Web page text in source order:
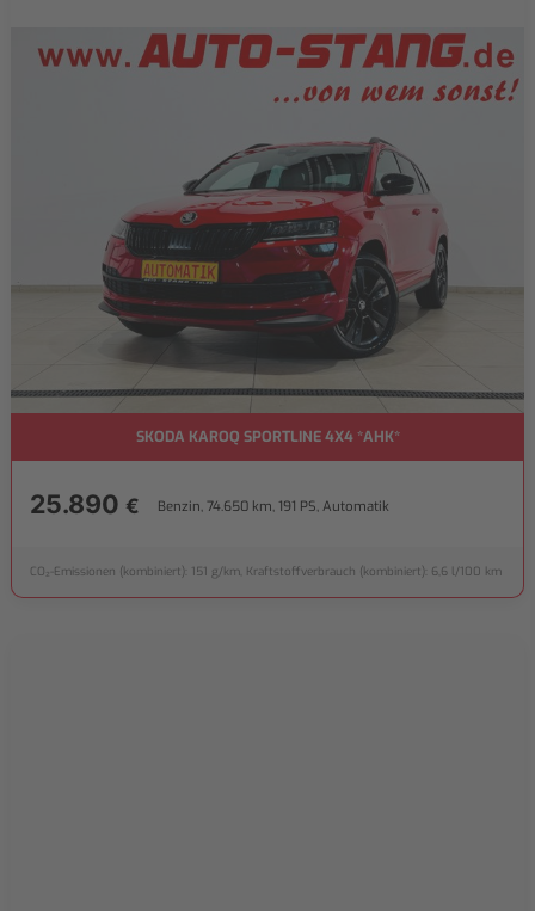
SKODA KAROQ SPORTLINE 4X4 *AHK*
25.890 € Benzin, 74.650 km, 191 PS, Automatik
CO₂-Emissionen (kombiniert): 151 g/km, Kraftstoffverbrauch (kombiniert): 6,6 l/100 km